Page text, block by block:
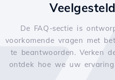
De FAQ-sectie is
voorkomende vragen met
te beantwoorden. Verken
ontdek hoe we uw